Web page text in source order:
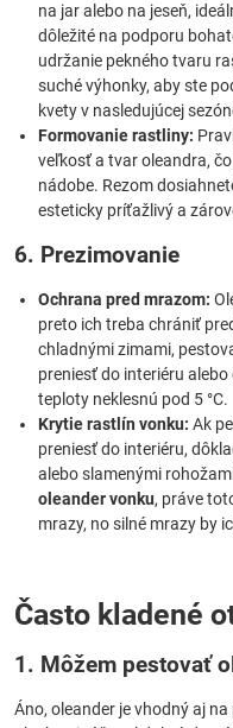
na jar alebo na jeseň,
dôležité na podporu
udržanie pekného tvaru
suché výhonky, aby ste
kvety v nasledujúcej
Formovanie rastliny:
veľkosť a tvar oleandra,
nádobe. Rezom
esteticky príťažlivý a
6. Prezimovanie
Ochrana pred mrazom:
preto ich treba chrániť
chladnými zimami,
preniesť do interiéru
teploty neklesnú pod 5 °C.
Krytie rastlín vonku: Ak
preniesť do interiéru,
alebo slamenými
oleander vonku, práve
mrazy, no silné mrazy by
Často kladené
1. Môžem pestovať
Áno, oleander je vhodný aj